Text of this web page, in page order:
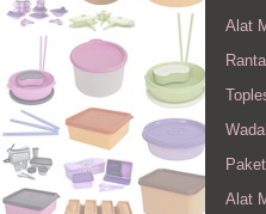
Alat
Alat